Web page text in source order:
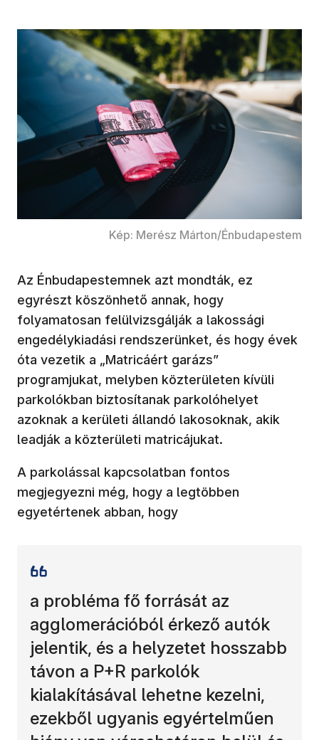
Kép: Merész Márton/Énbudapestem
Az Énbudapestemnek azt mondták, ez
egyrészt köszönhető annak, hogy
folyamatosan felülvizsgálják a lakossági
engedélykiadási rendszerünket, és hogy évek
óta vezetik a „Matricáért garázs”
programjukat, melyben közterületen kívüli
parkolókban biztosítanak parkolóhelyet
azoknak a kerületi állandó lakosoknak, akik
leadják a közterületi matricájukat.
A parkolással kapcsolatban fontos
megjegyezni még, hogy a legtöbben
egyetértenek abban, hogy
a probléma fő forrását az
agglomerációból érkező autók
jelentik, és a helyzetet hosszabb
távon a P+R parkolók
kialakításával lehetne kezelni,
ezekből ugyanis egyértelműen